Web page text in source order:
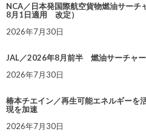
NCA／日本発国際航空貨物燃油サー
8月1日適用 改定）
2026年7月30日
JAL／2026年8月前半 燃油サーチャ
2026年7月30日
椿本チエイン／再生可能エネルギーを
現を加速
2026年7月30日